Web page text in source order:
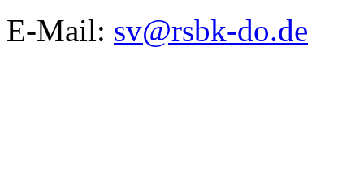
E-Mail: sv@rsbk-do.de